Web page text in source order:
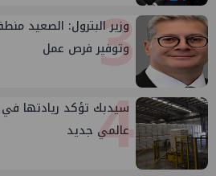
3
وزير البترول: الصعيد
وتوفير فرص عمل
4
سيدبك تؤكد ريادتها في
عالمي جديد